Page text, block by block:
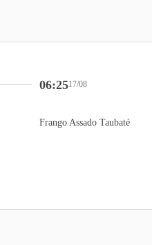
06:2517/08
Frango Assado Taubaté